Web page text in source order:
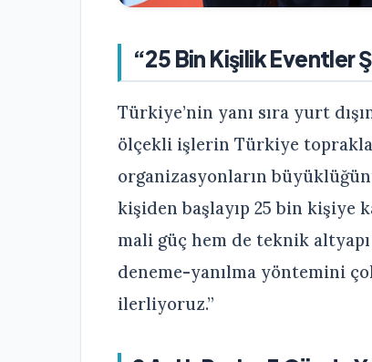
“25 Bin Kişilik Eventler
Türkiye’nin yanı sıra yurt
ölçekli işlerin Türkiye
organizasyonların
kişiden başlayıp 25 bin kişiye
mali güç hem de teknik
deneme-yanılma yöntemini
ilerliyoruz.”